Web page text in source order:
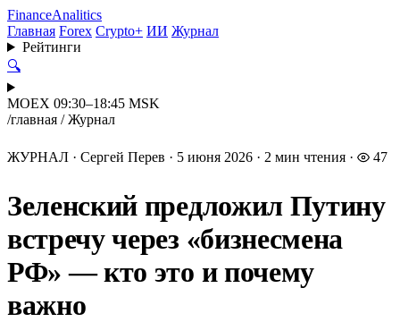
FinanceAnalitics
Главная Forex Crypto+ ИИ Журнал
Рейтинги
🔍
MOEX 09:30–18:45 MSK
/главная / Журнал
ЖУРНАЛ · Сергей Перев · 5 июня 2026 · 2 мин чтения · 47
Зеленский предложил Путину
встречу через «бизнесмена
РФ» — кто это и почему
важно